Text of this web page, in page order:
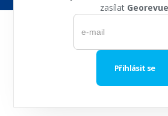
zasílat Georevue